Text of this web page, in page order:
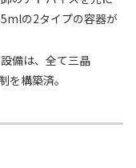
の2タイプの容器が
備は、全て三晶
を構築済。